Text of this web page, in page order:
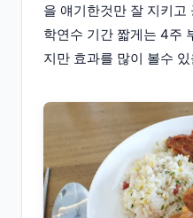
을 얘기한것만 잘 지키고
학연수 기간 짧게는 4주
지만 효과를 많이 볼수